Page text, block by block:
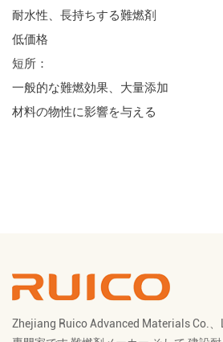
耐水性、長持ちする難燃剤
低価格
短所：
一般的な難燃効果、大量添加
材料の物性に影響を与える
Zhejiang Ruico Advanced Materials Co.